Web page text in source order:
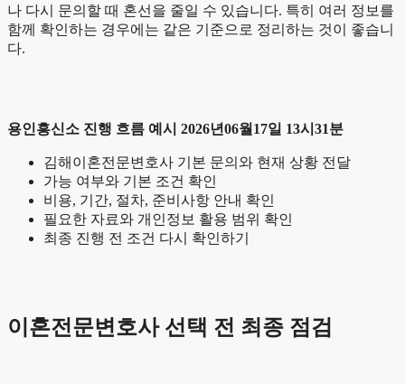
나 다시 문의할 때 혼선을 줄일 수 있습니다. 특히 여러 정보를
함께 확인하는 경우에는 같은 기준으로 정리하는 것이 좋습니
다.
용인흥신소 진행 흐름 예시 2026년06월17일 13시31분
김해이혼전문변호사 기본 문의와 현재 상황 전달
가능 여부와 기본 조건 확인
비용, 기간, 절차, 준비사항 안내 확인
필요한 자료와 개인정보 활용 범위 확인
최종 진행 전 조건 다시 확인하기
이혼전문변호사 선택 전 최종 점검